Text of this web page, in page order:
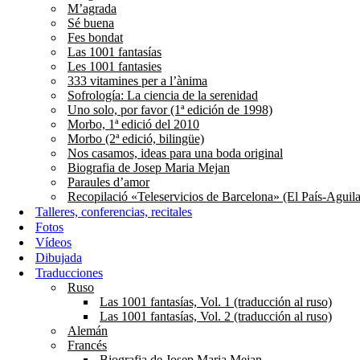
M’agrada
Sé buena
Fes bondat
Las 1001 fantasías
Les 1001 fantasies
333 vitamines per a l’ànima
Sofrología: La ciencia de la serenidad
Uno solo, por favor (1ª edición de 1998)
Morbo, 1ª edició del 2010
Morbo (2ª edició, bilingüe)
Nos casamos, ideas para una boda original
Biografia de Josep Maria Mejan
Paraules d’amor
Recopilació «Teleservicios de Barcelona» (El País-
Talleres, conferencias, recitales
Fotos
Vídeos
Dibujada
Traducciones
Ruso
Las 1001 fantasías, Vol. 1 (traducción al ruso)
Las 1001 fantasías, Vol. 2 (traducción al ruso)
Alemán
Francés